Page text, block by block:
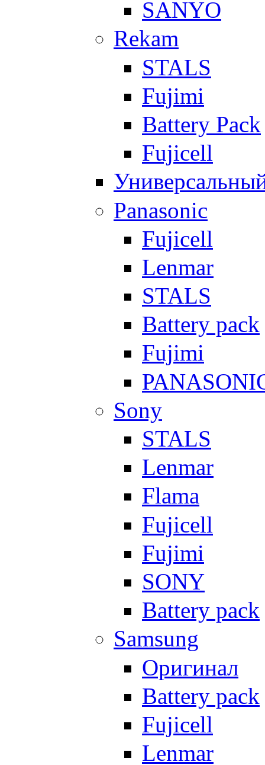
SANYO
Rekam
STALS
Fujimi
Battery Pack
Fujicell
Panasonic
Fujicell
Lenmar
STALS
Battery pack
Fujimi
Sony
STALS
Lenmar
Flama
Fujicell
Fujimi
SONY
Battery pack
Samsung
Оригинал
Battery pack
Fujicell
Lenmar